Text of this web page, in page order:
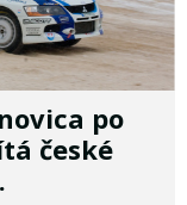
po
české